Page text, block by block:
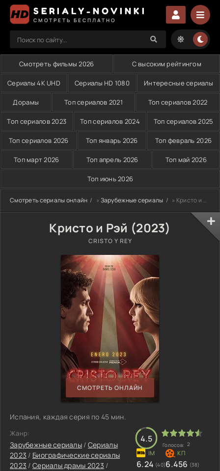
SERIALY-NOVINKI
СМОТРЕТЬ БЕСПЛАТНО
Смотреть фильмы 2026 С высоким рейтингом
Сериалы 4K UHD Сериалы HD 1080 Интересные сериалы
Дорамы Топ сериалов 2021 Топ сериалов 2022
Топ сериалов 2023 Топ сериалов 2024 Топ сериалов 2025
Топ сериалов 2026 Топ январь 2026 Топ февраль 2026
Топ март 2026 Топ апрель 2026 Топ май 2026
Топ июнь 2026
Смотреть сериалы онлайн » Зарубежные сериалы » Кристо и Рэй (2023)
Кристо и Рэй (2023)
CRISTO Y REY
СМОТРЕТЬ ОНЛАЙН
Испания, каждая серия по 45 мин.
Жанр:
Зарубежные сериалы / Сериалы
2023 / Биографические сериалы
2023 / Сериалы драмы 2023 /
4.5
Голосов: 2
6.24 (40)6.456 (38)